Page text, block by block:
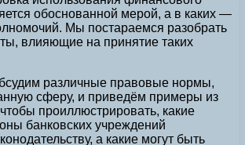
обоснованной мерой, а в каких —
Мы постараемся разобрать
влияющие на принятие таких
различные правовые нормы,
сферу, и приведём примеры из
проиллюстрировать, какие
банковских учреждений
а какие могут быть